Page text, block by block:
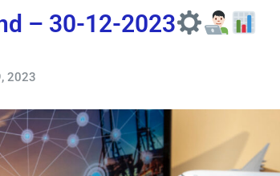
– 30-12-2023
2023